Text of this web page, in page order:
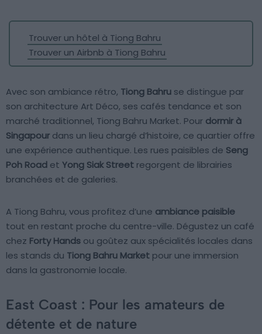
Trouver un hôtel à Tiong Bahru
Trouver un Airbnb à Tiong Bahru
Avec son ambiance rétro, Tiong Bahru se distingue par
son architecture Art Déco, ses cafés tendance et son
marché traditionnel, Tiong Bahru Market. Pour dormir à
Singapour dans un lieu chargé d’histoire, ce quartier offre
une expérience authentique. Les rues paisibles de Seng
Poh Road et Yong Siak Street regorgent de librairies
branchées et de galeries.
A Tiong Bahru, vous profitez d’une ambiance paisible
tout en restant proche du centre-ville. Dégustez un café
chez Forty Hands ou goûtez aux spécialités locales dans
les stands du Tiong Bahru Market pour une immersion
dans la gastronomie locale.
East Coast : Pour les amateurs de
détente et de nature